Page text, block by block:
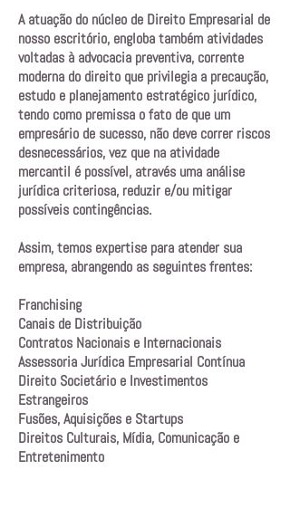
A atuação do núcleo de Direito Empresarial de
nosso escritório, engloba também atividades
voltadas à advocacia preventiva, corrente
moderna do direito que privilegia a precaução,
estudo e planejamento estratégico jurídico,
tendo como premissa o fato de que um
empresário de sucesso, não deve correr riscos
desnecessários, vez que na atividade
mercantil é possível, através uma análise
jurídica criteriosa, reduzir e/ou mitigar
possíveis contingências.
Assim, temos expertise para atender sua
empresa, abrangendo as seguintes frentes:
Franchising
Canais de Distribuição
Contratos Nacionais e Internacionais
Assessoria Jurídica Empresarial Contínua
Direito Societário e Investimentos
Estrangeiros
Fusões, Aquisições e Startups
Direitos Culturais, Mídia, Comunicação e
Entretenimento